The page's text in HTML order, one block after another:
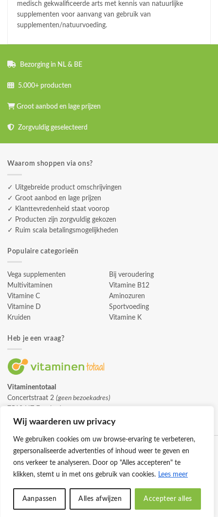
Wij waarderen uw privacy
We gebruiken cookies om uw browse-ervaring te verbeteren,
gepersonaliseerde advertenties of inhoud weer te geven en
ons verkeer te analyseren. Door op "Alles accepteren" te
klikken, stemt u in met ons gebruik van cookies. Lees meer
Aanpassen Alles afwijzen Accepteer alles
medisch gekwalificeerde arts met kennis van natuurlijke
supplementen voor aanvang van gebruik van
supplementen/natuurvoeding.
Bezorging in NL & BE
5.000+ producten
Groot aanbod en lage prijzen
Zorgvuldig geselecteerd
Waarom shoppen via ons?
✓ Uitgebreide product omschrijvingen
✓ Groot aanbod en lage prijzen
✓ Klanttevredenheid staat voorop
✓ Producten zijn zorgvuldig gekozen
✓ Ruim scala betalingsmogelijkheden
Populaire categorieën
Vega supplementen
Multivitaminen
Vitamine C
Vitamine D
Kruiden
Bij veroudering
Vitamine B12
Aminozuren
Sportvoeding
Vitamine K
Heb je een vraag?
Vitaminentotaal
Concertstraat 2 (geen bezoekadres)
info@vitaminentotaal.nl
© 2026 -Vitaminentotaal.nl